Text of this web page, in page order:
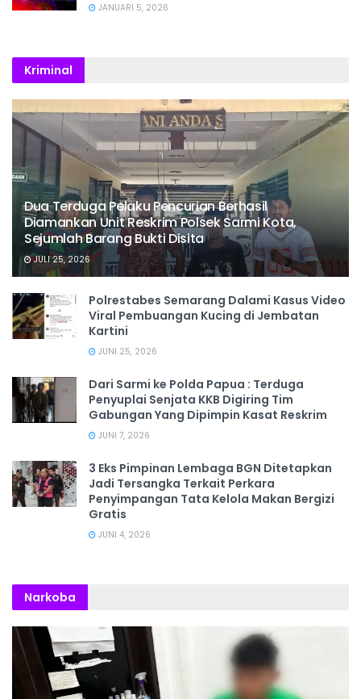
JANUARI 5, 2026
Kriminal
Dua Terduga Pelaku Pencurian Berhasil
Diamankan Unit Reskrim Polsek Sarmi Kota,
Sejumlah Barang Bukti Disita
JULI 25, 2026
Polrestabes Semarang Dalami Kasus Video
Viral Pembuangan Kucing di Jembatan
Kartini
JUNI 25, 2026
Dari Sarmi ke Polda Papua : Terduga
Penyuplai Senjata KKB Digiring Tim
Gabungan Yang Dipimpin Kasat Reskrim
JUNI 7, 2026
3 Eks Pimpinan Lembaga BGN Ditetapkan
Jadi Tersangka Terkait Perkara
Penyimpangan Tata Kelola Makan Bergizi
Gratis
JUNI 4, 2026
Narkoba